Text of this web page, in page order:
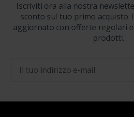
Iscriviti ora alla nostra
sconto sul tuo primo
aggiornato con offerte regolari
prodotti.